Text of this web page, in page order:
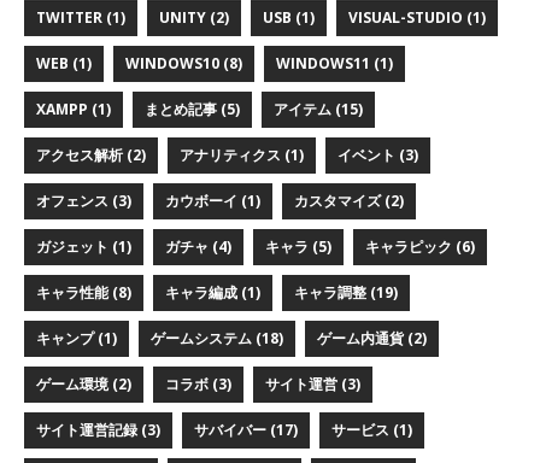
TWITTER (1) UNITY (2) USB (1) VISUAL-STUDIO (1)
WEB (1) WINDOWS10 (8) WINDOWS11 (1)
XAMPP (1) まとめ記事 (5) アイテム (15)
アクセス解析 (2) アナリティクス (1) イベント (3)
オフェンス (3) カウボーイ (1) カスタマイズ (2)
ガジェット (1) ガチャ (4) キャラ (5) キャラピック (6)
キャラ性能 (8) キャラ編成 (1) キャラ調整 (19)
キャンプ (1) ゲームシステム (18) ゲーム内通貨 (2)
ゲーム環境 (2) コラボ (3) サイト運営 (3)
サイト運営記録 (3) サバイバー (17) サービス (1)